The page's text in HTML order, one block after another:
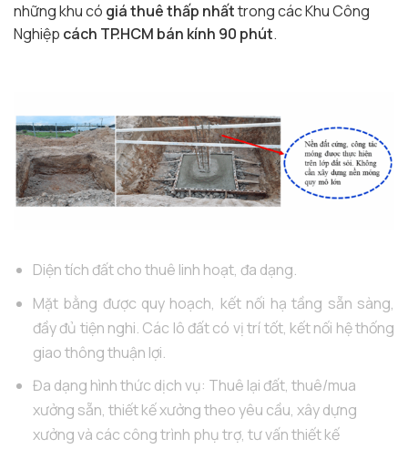
những khu có giá thuê thấp nhấttrong các Khu Công
Nghiệp cách TP.HCM bán kính 90 phút.
Diện tích đất cho thuê linh hoạt, đa dạng.
Mặt bằng được quy hoạch, kết nối hạ tầng sẵn sàng,
đầy đủ tiện nghi. Các lô đất có vị trí tốt, kết nối hệ thống
giao thông thuận lợi.
Đa dạng hình thức dịch vụ: Thuê lại đất, thuê/mua
xưởng sẵn, thiết kế xưởng theo yêu cầu, xây dựng
xưởng và các công trình phụ trợ, tư vấn thiết kế